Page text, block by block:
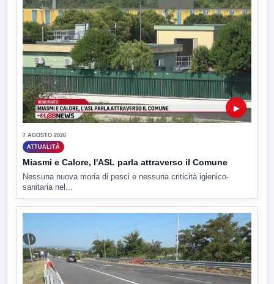
▶
7 AGOSTO 2026
ATTUALITÀ
Miasmi e Calore, l'ASL parla attraverso il Comune
Nessuna nuova moria di pesci e nessuna criticità igienico-
sanitaria nel...